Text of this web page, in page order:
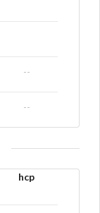
--
--
hcp